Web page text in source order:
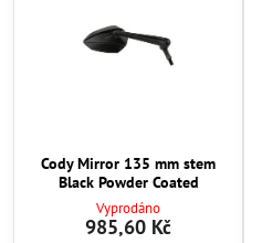
Cody Mirror 135 mm stem
Black Powder Coated
Vyprodáno
985,60 Kč